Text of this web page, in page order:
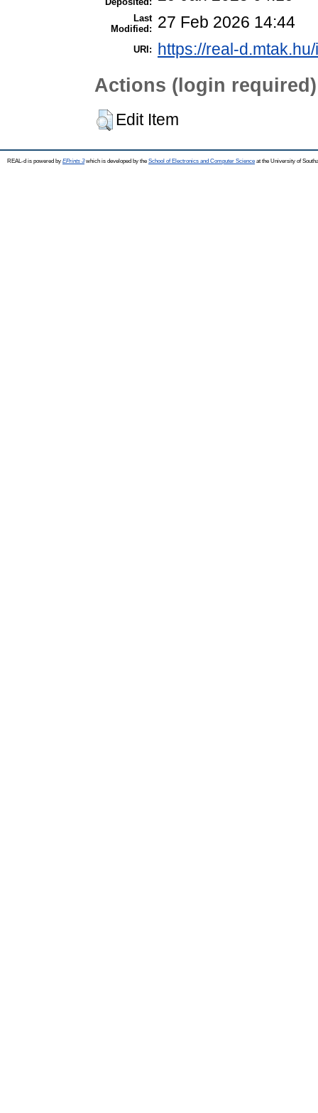
Last
Modified:
27 Feb 2026 14:44
URI: https://real-
Actions (login required)
Edit Item
REAL-d is powered by EPrints 3which is developed by the School of Electronics and Computer Science at the University of